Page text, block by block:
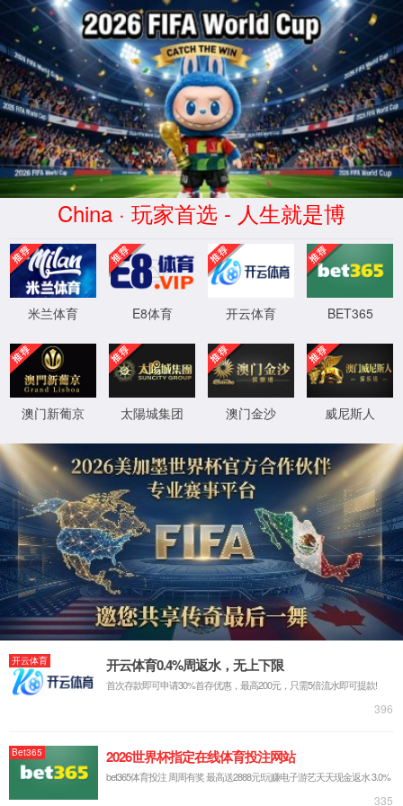
永乐高ylg030net(股份公司)-
永乐高70net官网
入口 师资队伍 科研管理
首页
新闻动态
通知公告